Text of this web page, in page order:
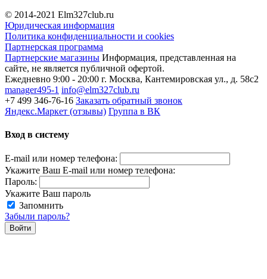
© 2014-2021 Elm327club.ru
Юридическая информация
Политика конфиденциальности и cookies
Партнерская программа
Партнерские магазины Информация, представленная на
сайте, не является публичной офертой.
Ежедневно 9:00 - 20:00 г. Москва, Кантемировская ул., д. 58с2
manager495-1 info@elm327club.ru
+7 499 346-76-16 Заказать обратный звонок
Яндекс.Маркет (отзывы) Группа в ВК
Вход в систему
E-mail или номер телефона:
Укажите Ваш E-mail или номер телефона:
Пароль:
Укажите Ваш пароль
Запомнить
Забыли пароль?